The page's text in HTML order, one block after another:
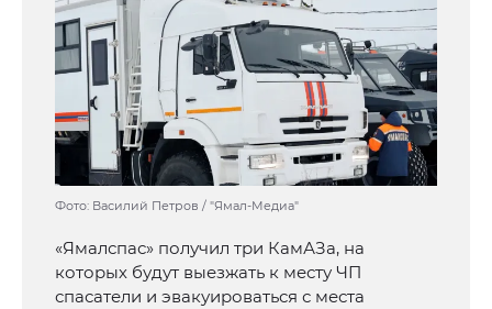
Фото: Василий Петров / "Ямал-Медиа"
«Ямалспас» получил три КамАЗа, на
которых будут выезжать к месту ЧП
спасатели и эвакуироваться с места